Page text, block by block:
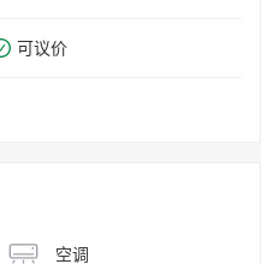
可议价
空调